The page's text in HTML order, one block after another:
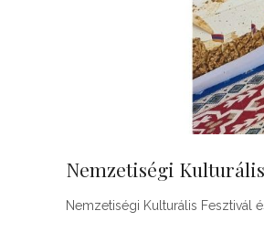
Nemzetiségi
Nemzetiségi Kulturális Fesztivál